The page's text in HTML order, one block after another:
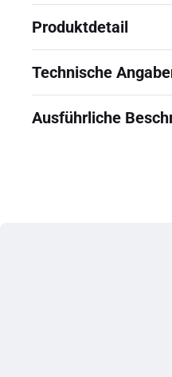
Produktdetail
Technische
Ausführliche